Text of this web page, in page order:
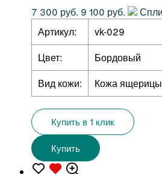
7 300 руб. 9 100 руб.
Артикул:
vk-029
Цвет:
Бордовый
Вид кожи:
Кожа ящерицы
Купить в 1 клик
Купить